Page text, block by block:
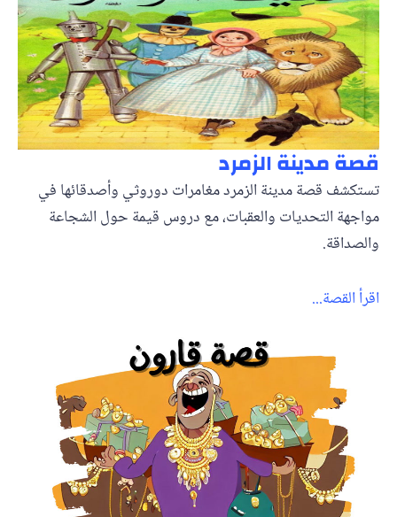
قصة مدينة الزمرد
تستكشف قصة مدينة الزمرد مغامرات دوروثي وأصدقائها في
مواجهة التحديات والعقبات، مع دروس قيمة حول الشجاعة
والصداقة.
اقرأ القصة...